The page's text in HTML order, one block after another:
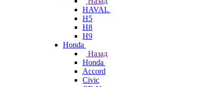
HAVAL
H5
H8
H9
Honda
Назад
Honda
Accord
Civic